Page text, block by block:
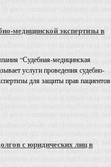
медицинской экспертизы в
“Судебная-медицинская
услуги проведения судебно-
для защиты прав пациентов
с юридических лиц в